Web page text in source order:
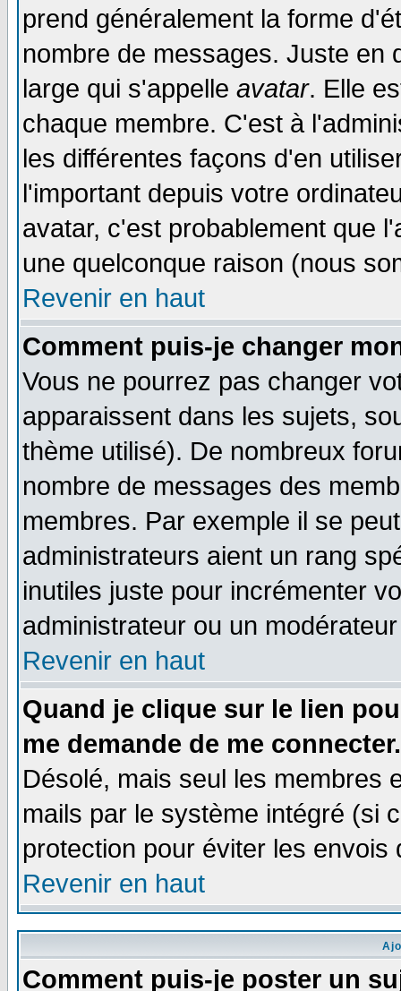
prend généralement la forme
nombre de messages. Juste en
large qui s'appelle avatar. Elle
chaque membre. C'est à
les différentes façons d'en
l'important depuis votre
avatar, c'est probablement que
une quelconque raison (nous
Revenir en haut
Comment puis-je changer
Vous ne pourrez pas changer
apparaissent dans les sujets,
thème utilisé). De nombreux
nombre de messages des
membres. Par exemple il se
administrateurs aient un rang
inutiles juste pour incrémenter
administrateur ou un
Revenir en haut
Quand je clique sur le lien
me demande de me connecter.
Désolé, mais seul les membres
mails par le système intégré (si
protection pour éviter les
Revenir en haut
Comment puis-je poster un